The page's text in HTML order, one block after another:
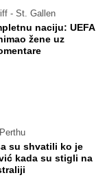
- St. Gallen
naciju: UEFA
žene uz
su shvatili ko je
kada su stigli na